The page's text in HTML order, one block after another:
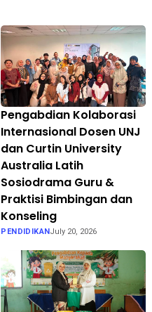
Pengabdian Kolaborasi
Internasional Dosen UNJ
dan Curtin University
Australia Latih
Sosiodrama Guru &
Praktisi Bimbingan dan
Konseling
PENDIDIKANJuly 20, 2026